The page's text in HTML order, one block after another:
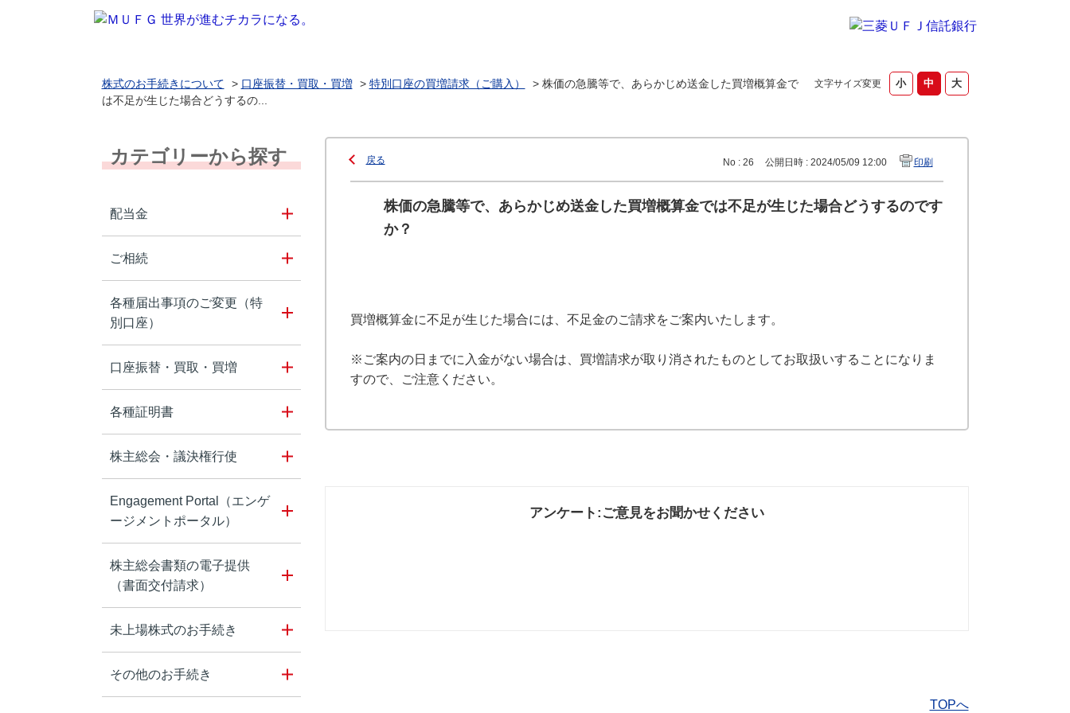
文字サイズ変更
株式のお手続きについて > 口座振替・買取・買増 > 特別口座の買増請求（ご購入） > 株価の急騰等で、あらかじめ送金した買増概算金で
は不足が生じた場合どうするの...
カテゴリーから探す
配当金
ご相続
各種届出事項のご変更（特
別口座）
口座振替・買取・買増
各種証明書
株主総会・議決権行使
Engagement Portal（エンゲ
ージメントポータル）
株主総会書類の電子提供
（書面交付請求）
未上場株式のお手続き
その他のお手続き
戻る No : 26 公開日時 : 2024/05/09 12:00 印刷
株価の急騰等で、あらかじめ送金した買増概算金では不足が生じた場合どうするのです
か？
買増概算金に不足が生じた場合には、不足金のご請求をご案内いたします。
※ご案内の日までに入金がない場合は、買増請求が取り消されたものとしてお取扱いすることになりま
すので、ご注意ください。
アンケート:ご意見をお聞かせください
TOPへ